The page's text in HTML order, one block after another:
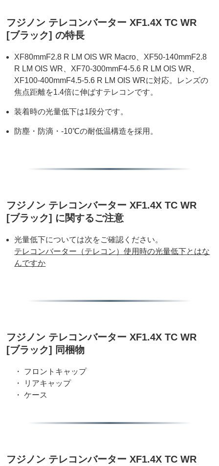
フジノン テレコンバーター XF1.4X TC WR
[ブラック] の特長
XF80mmF2.8 R LM OIS WR Macro、XF50-140mmF2.8
R LM OIS WR、XF70-300mmF4-5.6 R LM OIS WR、
XF100-400mmF4.5-5.6 R LM OIS WRに対応。レンズの
焦点距離を1.4倍に伸ばすテレコンです。
装着時の光量低下は1段分です。
防塵・防滴・-10℃の耐低温構造を採用。
フジノン テレコンバーター XF1.4X TC WR
[ブラック] に関するご注意
光量低下については次をご確認ください。
テレコンバーター（テレコン）使用時の光量低下とはな
んですか
フジノン テレコンバーター XF1.4X TC WR
[ブラック] 同梱物
・ フロントキャップ
・ リアキャップ
・ ケース
フジノン テレコンバーター XF1.4X TC WR